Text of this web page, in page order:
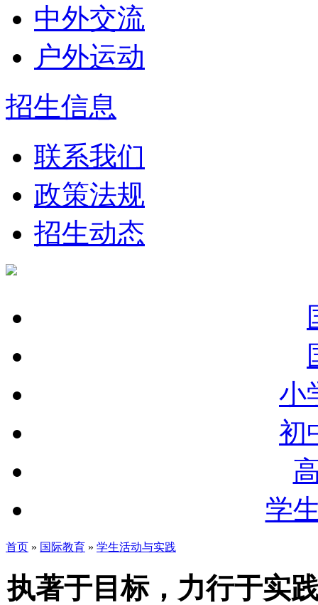
中外交流
户外运动
招生信息
联系我们
政策法规
招生动态
小
初
学
首页 » 国际教育 » 学生活动与实践
执著于目标，力行于实